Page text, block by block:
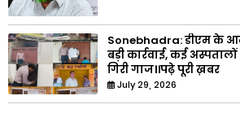
Sonebhadra: डीएम के
बड़ी कार्रवाई, कई
गिरी गाज।।पढ़े पूरी ख़बर
July 29, 2026